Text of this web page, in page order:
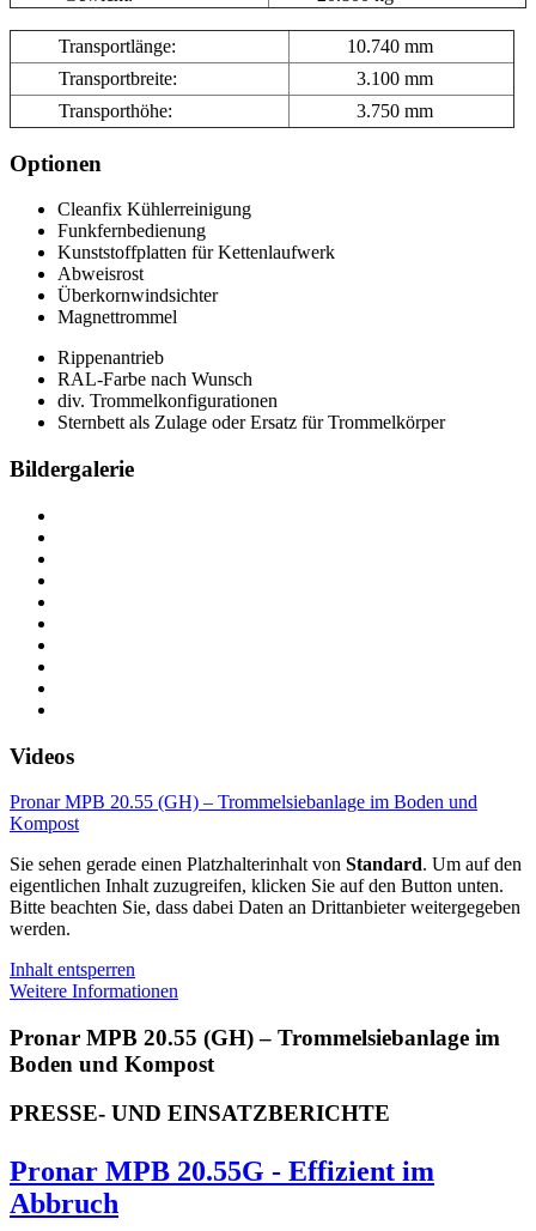
Transportlänge:
10.740 mm
Transportbreite:
3.100 mm
Transporthöhe:
3.750 mm
Optionen
Cleanfix Kühlerreinigung
Funkfernbedienung
Kunststoffplatten für Kettenlaufwerk
Abweisrost
Überkornwindsichter
Magnettrommel
Rippenantrieb
RAL-Farbe nach Wunsch
div. Trommelkonfigurationen
Sternbett als Zulage oder Ersatz für Trommelkörper
Bildergalerie
Videos
Pronar MPB 20.55 (GH) – Trommelsiebanlage im Boden und
Kompost
Sie sehen gerade einen Platzhalterinhalt von Standard. Um auf den
eigentlichen Inhalt zuzugreifen, klicken Sie auf den Button unten.
Bitte beachten Sie, dass dabei Daten an Drittanbieter weitergegeben
werden.
Inhalt entsperren
Weitere Informationen
Pronar MPB 20.55 (GH) – Trommelsiebanlage im
Boden und Kompost
PRESSE- UND EINSATZBERICHTE
Pronar MPB 20.55G - Effizient im
Abbruch